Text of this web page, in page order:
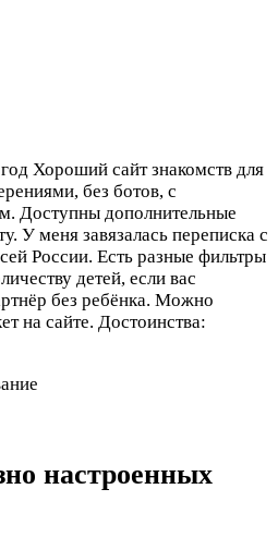
Хороший сайт знакомств для
без ботов, с
Доступны дополнительные
У меня завязалась переписка с
России. Есть разные фильтры
детей, если вас
без ребёнка. Можно
на сайте. Достоинства:
настроенных